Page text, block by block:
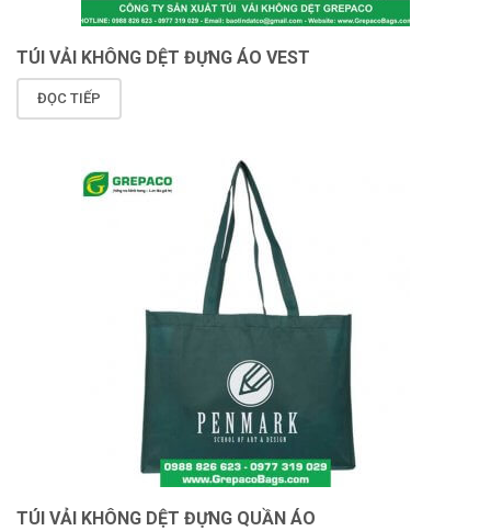
TÚI VẢI KHÔNG DỆT ĐỰNG ÁO VEST
ĐỌC TIẾP
TÚI VẢI KHÔNG DỆT ĐỰNG QUẦN ÁO